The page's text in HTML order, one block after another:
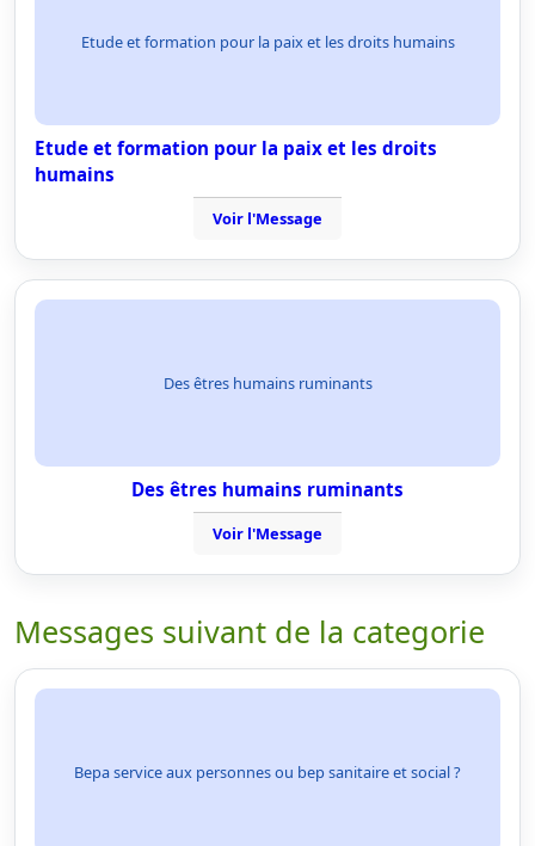
Etude et formation pour la paix et les droits humains
Etude et formation pour la paix et les droits
humains
Voir l'Message
Des êtres humains ruminants
Des êtres humains ruminants
Voir l'Message
Messages suivant de la categorie
Bepa service aux personnes ou bep sanitaire et social ?